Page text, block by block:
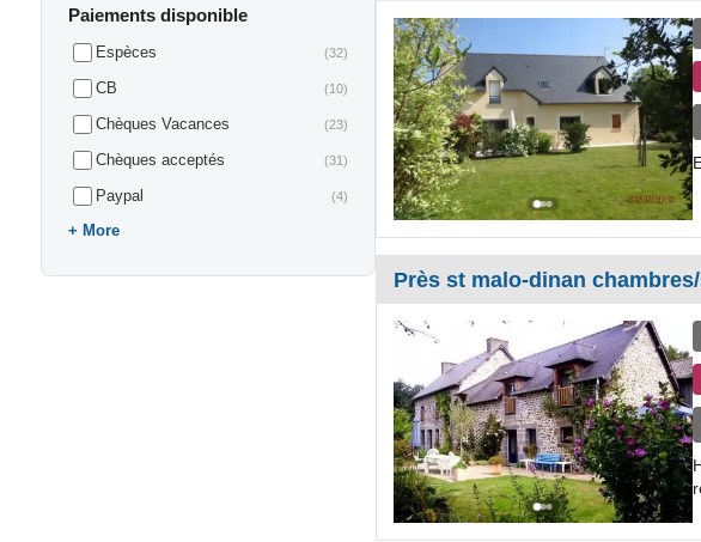
Paiements disponible
Espèces (32)
CB (10)
Chèques Vacances (23)
Chèques acceptés (31)
Paypal (4)
More
Près st malo-dinan